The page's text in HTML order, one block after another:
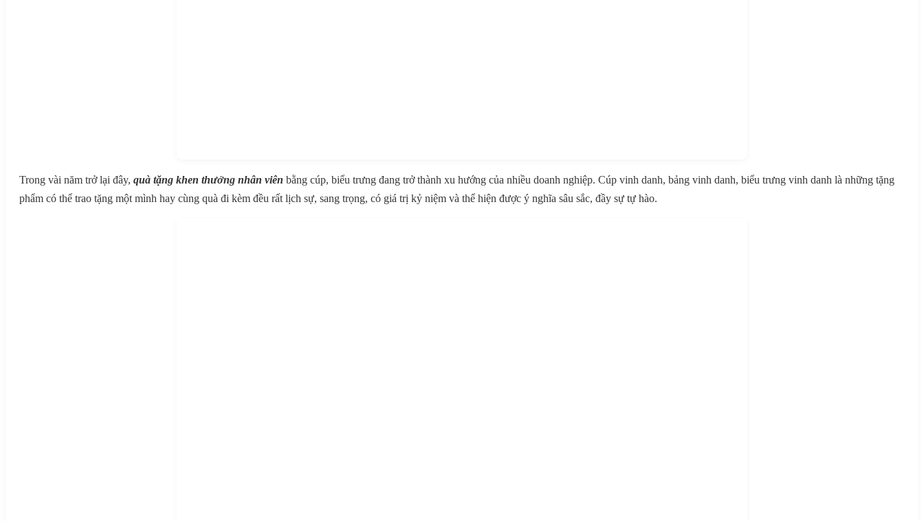
Trong vài năm trở lại đây, quà tặng khen thưởng nhân viên bằng cúp, biểu trưng đang trở thành xu hướng của nhiều doanh nghiệp. Cúp vinh danh, bảng vinh danh, biểu trưng vinh danh là những tặng
phẩm có thể trao tặng một mình hay cùng quà đi kèm đều rất lịch sự, sang trọng, có giá trị kỷ niệm và thể hiện được ý nghĩa sâu sắc, đầy sự tự hào.